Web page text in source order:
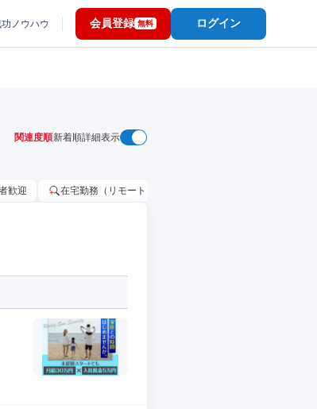
ノウハウ 会員登録 無料 ログイン
関連度順新着順詳細表示
歓迎 在宅勤務（リモートワーク）OK